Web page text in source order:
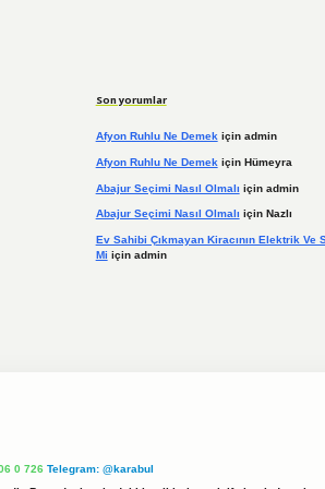
Son yorumlar
Afyon Ruhlu Ne Demekiçin admin
Afyon Ruhlu Ne Demek için Hümeyra
Abajur Seçimi Nasıl Olmalı için admin
Abajur Seçimi Nasıl Olmalı için Nazlı
Ev Sahibi Çıkmayan Kiracının Elektrik Ve
Mi için admin
0 726 Telegram: @karabul